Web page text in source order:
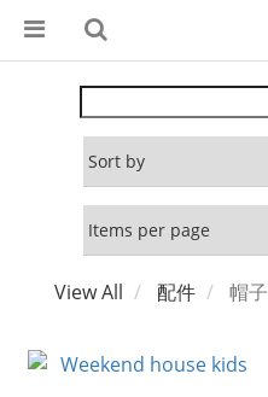
View All 配件 帽子